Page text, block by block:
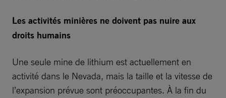
Les activités minières ne doivent pas nuire aux
droits humains
Une seule mine de lithium est actuellement en
activité dans le Nevada, mais la taille et la vitesse de
l’expansion prévue sont préoccupantes. À la fin du